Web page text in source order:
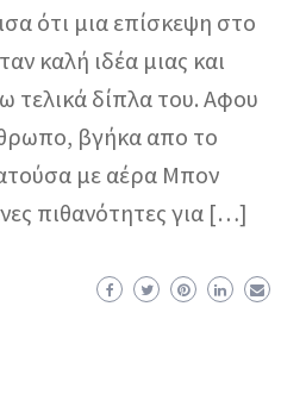
ότι μια επίσκεψη στο
καλή ιδέα μιας και
τελικά δίπλα του. Αφου
βγήκα απο το
με αέρα Μπον
πιθανότητες για […]